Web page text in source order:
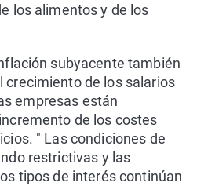
los alimentos y de los
subyacente también
crecimiento de los salarios
empresas están
de los costes
" Las condiciones de
restrictivas y las
tipos de interés continúan